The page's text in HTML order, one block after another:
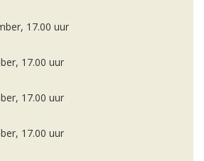
17.00 uur
17.00 uur
17.00 uur
17.00 uur